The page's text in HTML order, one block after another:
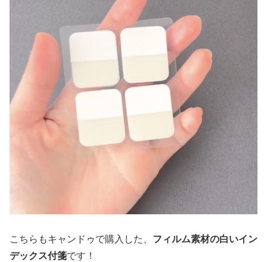
こちらもキャンドゥで購入した、 フィルム素材の白いイン
デックス付箋です！